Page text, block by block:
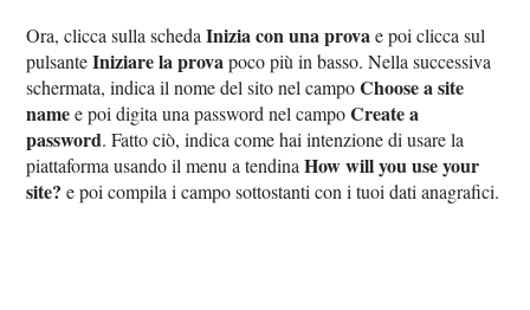
Ora, clicca sulla schedaInizia con una provae poi clicca sul
pulsanteIniziare la provapoco più in basso. Nella successiva
schermata, indica il nome del sito nel campoChoose a site
namee poi digita una password nel campoCreate a
password. Fatto ciò, indica come hai intenzione di usare la
piattaforma usando il menu a tendinaHow will you use your
site? e poi compila i campo sottostanti con i tuoi dati anagrafici.